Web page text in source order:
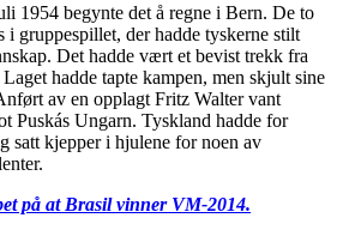
1954 begynte det å regne i Bern. De to
i gruppespillet, der hadde tyskerne stilt
Det hadde vært et bevist trekk fra
hadde tapte kampen, men skjult sine
av en opplagt Fritz Walter vant
Puskás Ungarn. Tyskland hadde for
satt kjepper i hjulene for noen av
på at Brasil vinner VM-2014.